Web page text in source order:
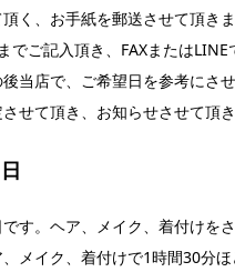
く、お手紙を郵送させて頂き
でご記入頂き、FAXまたは
当店で、ご希望日を参考にさ
せて頂き、お知らせさせて頂き
す。ヘア、メイク、着付けを
メイク、着付けで1時間30分